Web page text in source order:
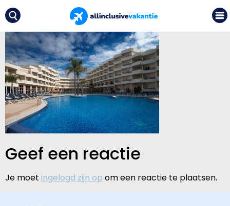
Geef een reactie
Je moet ingelogd zijn op om een reactie te plaatsen.